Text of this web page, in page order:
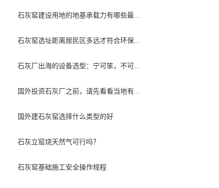
石灰窑建设用地的地基承载力有哪些最...
石灰窑选址距离居民区多远才符合环保...
石灰厂出海的设备选型：宁可笨，不可...
国外投资石灰厂之前，请先看看当地有...
国外建石灰窑选择什么类型的好
石灰立窑烧天然气可行吗？
石灰窑基础施工安全操作规程